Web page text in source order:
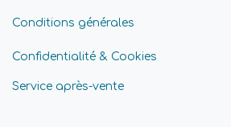
Conditions générales
Confidentialité & Cookies
Service après-vente